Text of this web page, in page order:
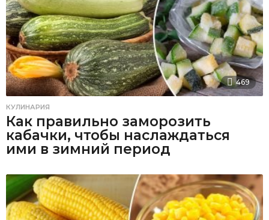
469
КУЛИНАРИЯ
Как правильно заморозить
кабачки, чтобы наслаждаться
ими в зимний период